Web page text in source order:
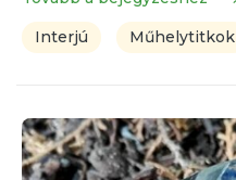
Interjú
Műhelytitkok